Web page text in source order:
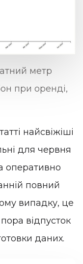
метр
при оренді,
найсвіжіші
для червня
оперативно
повний
випадку, це
відпусток
даних.